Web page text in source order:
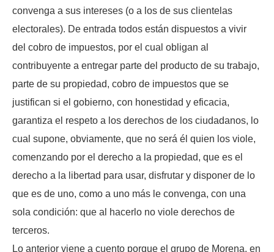
convenga a sus intereses (o a los de sus clientelas
electorales). De entrada todos están dispuestos a vivir
del cobro de impuestos, por el cual obligan al
contribuyente a entregar parte del producto de su trabajo,
parte de su propiedad, cobro de impuestos que se
justifican si el gobierno, con honestidad y eficacia,
garantiza el respeto a los derechos de los ciudadanos, lo
cual supone, obviamente, que no será él quien los viole,
comenzando por el derecho a la propiedad, que es el
derecho a la libertad para usar, disfrutar y disponer de lo
que es de uno, como a uno más le convenga, con una
sola condición: que al hacerlo no viole derechos de
terceros.
Lo anterior viene a cuento porque el grupo de Morena, en